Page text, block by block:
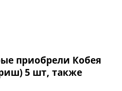
приобрели Кобея
5 шт, также